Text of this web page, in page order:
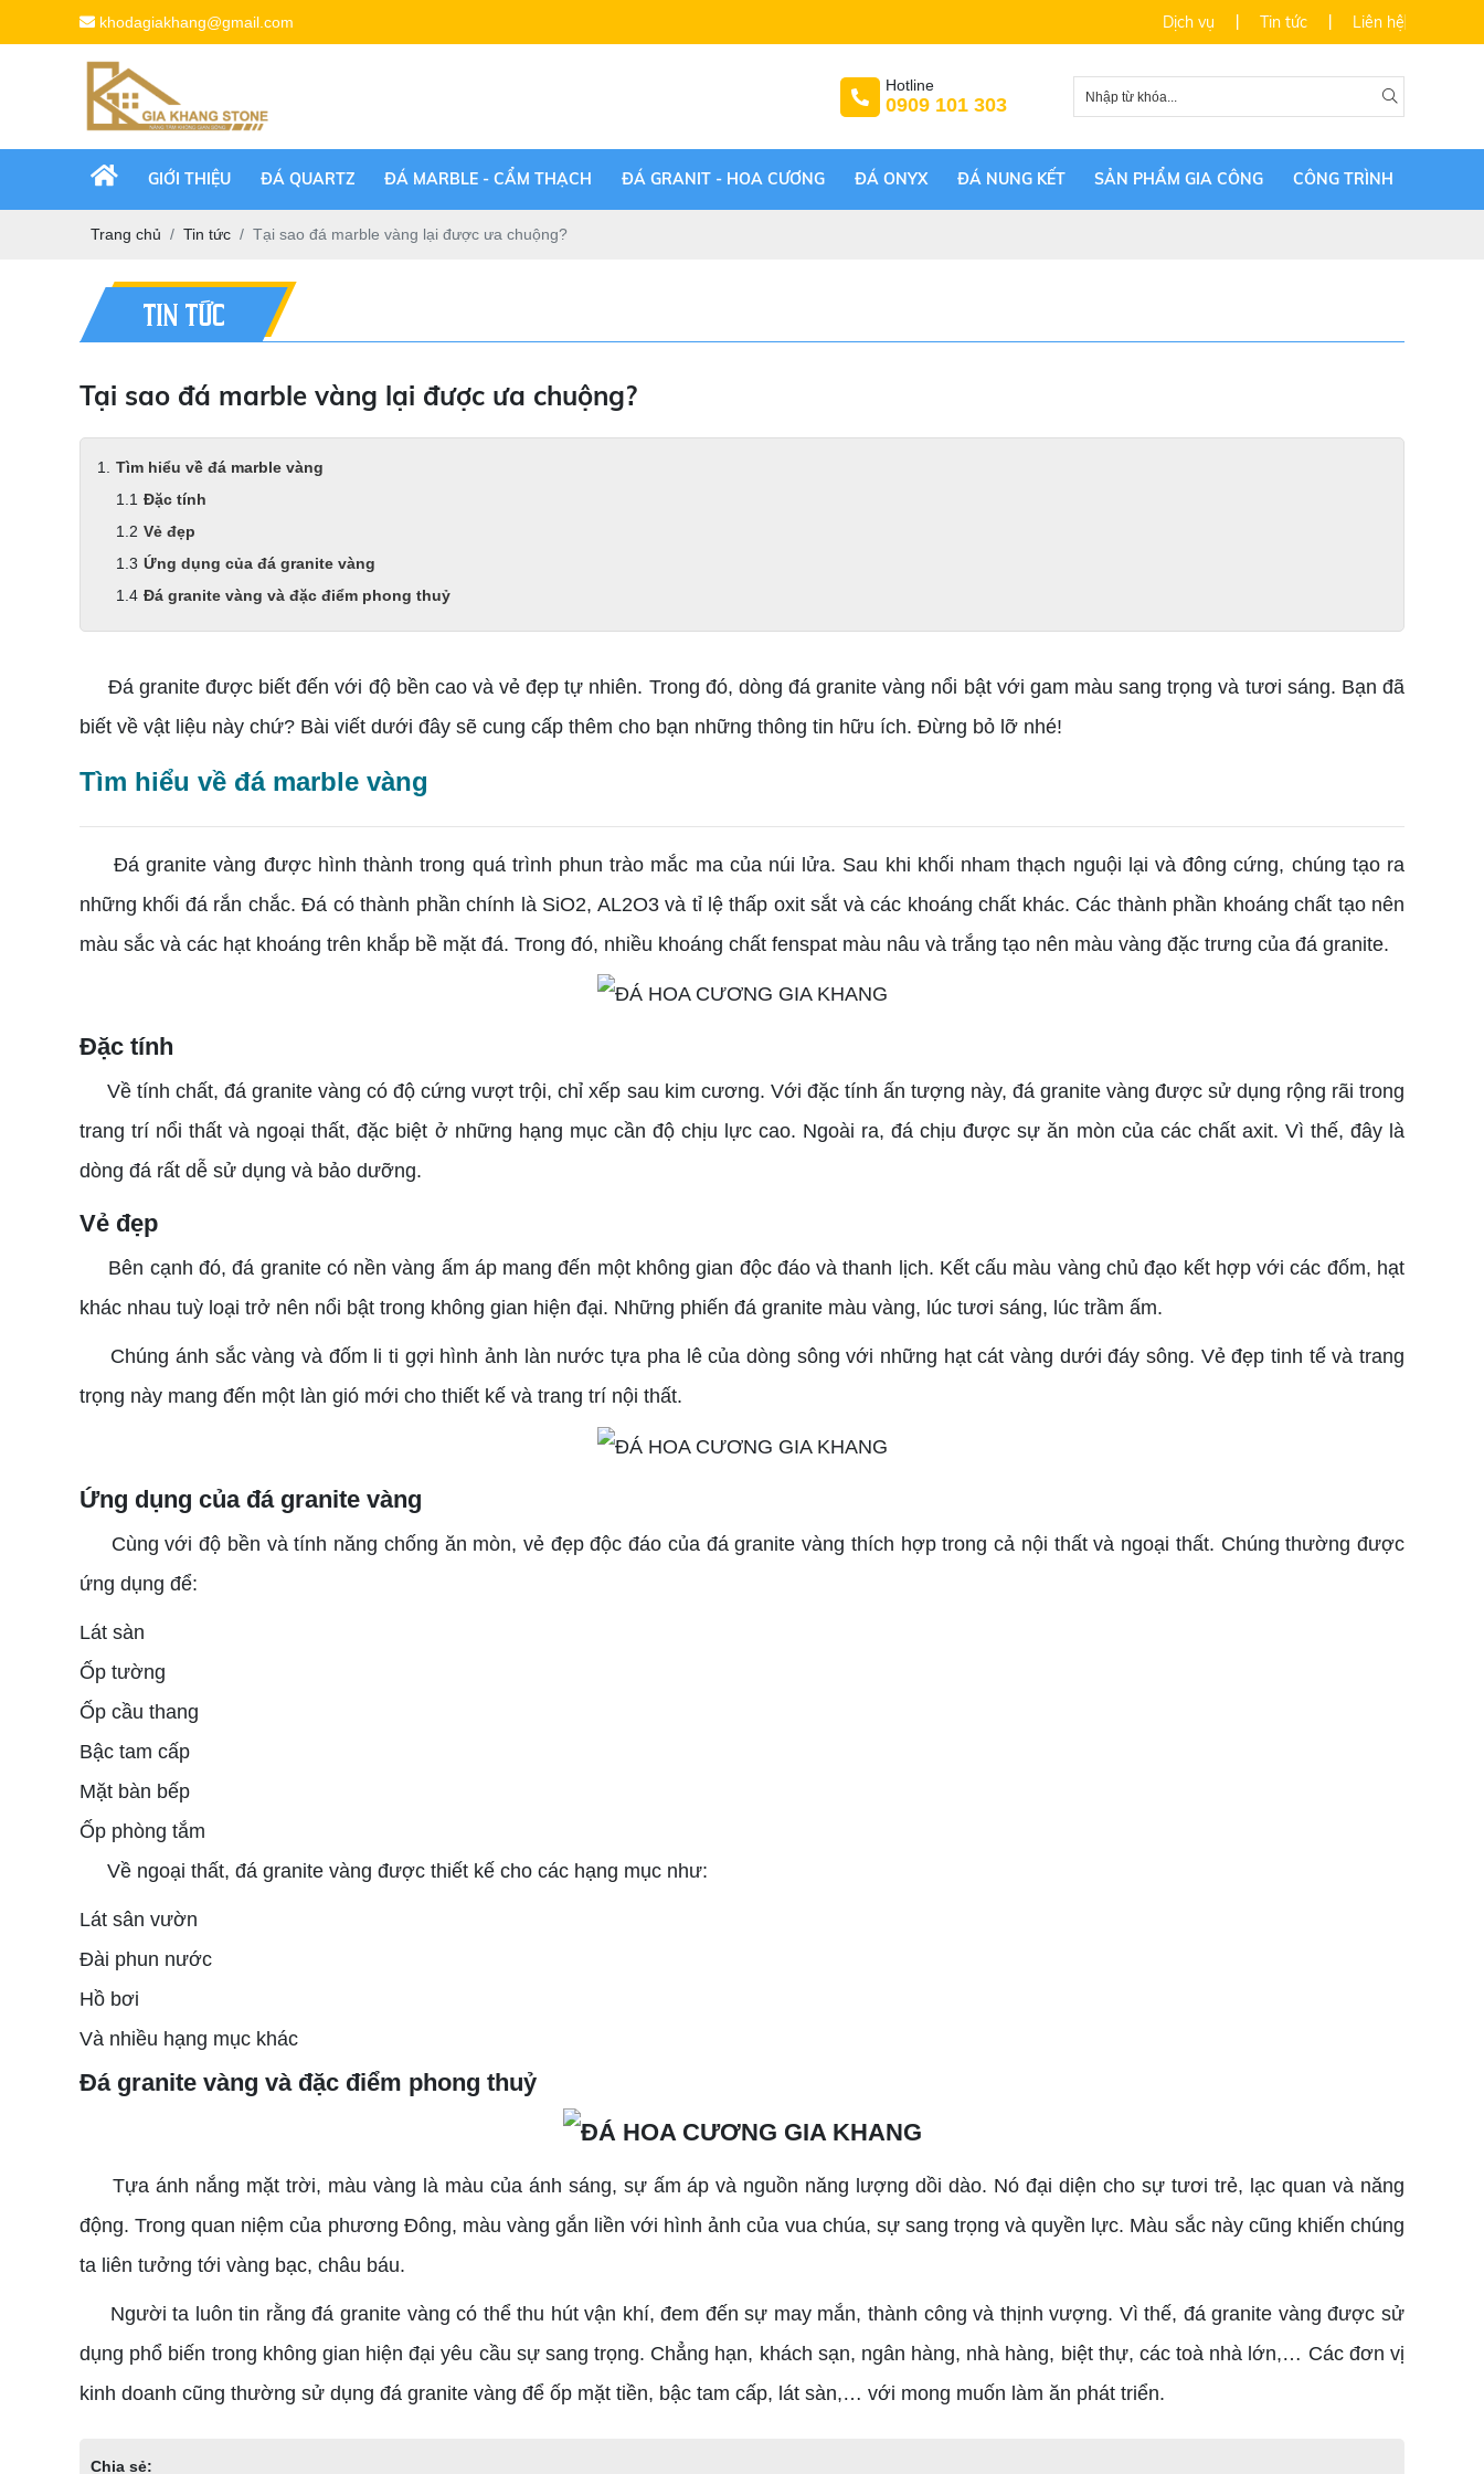
khodagiakhang@gmail.com Dịch vụ Tin tức Liên hệ
Hotline
0909 101 303
GIỚI THIỆU ĐÁ QUARTZ ĐÁ MARBLE - CẨM THẠCH ĐÁ GRANIT - HOA CƯƠNG ĐÁ ONYX ĐÁ NUNG KẾT SẢN PHẨM GIA CÔNG CÔNG TRÌNH
Trang chủ Tin tức Tại sao đá marble vàng lại được ưa chuộng?
TIN TỨC
Tại sao đá marble vàng lại được ưa chuộng?
Tìm hiểu về đá marble vàng
Đặc tính
Vẻ đẹp
Ứng dụng của đá granite vàng
Đá granite vàng và đặc điểm phong thuỷ
Đá granite được biết đến với độ bền cao và vẻ đẹp tự nhiên. Trong đó, dòng đá granite vàng nổi bật với gam màu sang trọng và tươi sáng. Bạn đã
biết về vật liệu này chứ? Bài viết dưới đây sẽ cung cấp thêm cho bạn những thông tin hữu ích. Đừng bỏ lỡ nhé!
Tìm hiểu về đá marble vàng
Đá granite vàng được hình thành trong quá trình phun trào mắc ma của núi lửa. Sau khi khối nham thạch nguội lại và đông cứng, chúng tạo ra
những khối đá rắn chắc. Đá có thành phần chính là SiO2, AL2O3 và tỉ lệ thấp oxit sắt và các khoáng chất khác. Các thành phần khoáng chất tạo nên
màu sắc và các hạt khoáng trên khắp bề mặt đá. Trong đó, nhiều khoáng chất fenspat màu nâu và trắng tạo nên màu vàng đặc trưng của đá granite.
Đặc tính
Về tính chất, đá granite vàng có độ cứng vượt trội, chỉ xếp sau kim cương. Với đặc tính ấn tượng này, đá granite vàng được sử dụng rộng rãi trong
trang trí nổi thất và ngoại thất, đặc biệt ở những hạng mục cần độ chịu lực cao. Ngoài ra, đá chịu được sự ăn mòn của các chất axit. Vì thế, đây là
dòng đá rất dễ sử dụng và bảo dưỡng.
Vẻ đẹp
Bên cạnh đó, đá granite có nền vàng ấm áp mang đến một không gian độc đáo và thanh lịch. Kết cấu màu vàng chủ đạo kết hợp với các đốm, hạt
khác nhau tuỳ loại trở nên nổi bật trong không gian hiện đại. Những phiến đá granite màu vàng, lúc tươi sáng, lúc trầm ấm.
Chúng ánh sắc vàng và đốm li ti gợi hình ảnh làn nước tựa pha lê của dòng sông với những hạt cát vàng dưới đáy sông. Vẻ đẹp tinh tế và trang
trọng này mang đến một làn gió mới cho thiết kế và trang trí nội thất.
Ứng dụng của đá granite vàng
Cùng với độ bền và tính năng chống ăn mòn, vẻ đẹp độc đáo của đá granite vàng thích hợp trong cả nội thất và ngoại thất. Chúng thường được
ứng dụng để:
Lát sàn
Ốp tường
Ốp cầu thang
Bậc tam cấp
Mặt bàn bếp
Ốp phòng tắm
Về ngoại thất, đá granite vàng được thiết kế cho các hạng mục như:
Lát sân vườn
Đài phun nước
Hồ bơi
Và nhiều hạng mục khác
Đá granite vàng và đặc điểm phong thuỷ
Tựa ánh nắng mặt trời, màu vàng là màu của ánh sáng, sự ấm áp và nguồn năng lượng dồi dào. Nó đại diện cho sự tươi trẻ, lạc quan và năng
động. Trong quan niệm của phương Đông, màu vàng gắn liền với hình ảnh của vua chúa, sự sang trọng và quyền lực. Màu sắc này cũng khiến chúng
ta liên tưởng tới vàng bạc, châu báu.
Người ta luôn tin rằng đá granite vàng có thể thu hút vận khí, đem đến sự may mắn, thành công và thịnh vượng. Vì thế, đá granite vàng được sử
dụng phổ biến trong không gian hiện đại yêu cầu sự sang trọng. Chẳng hạn, khách sạn, ngân hàng, nhà hàng, biệt thự, các toà nhà lớn,… Các đơn vị
kinh doanh cũng thường sử dụng đá granite vàng để ốp mặt tiền, bậc tam cấp, lát sàn,… với mong muốn làm ăn phát triển.
Chia sẻ: